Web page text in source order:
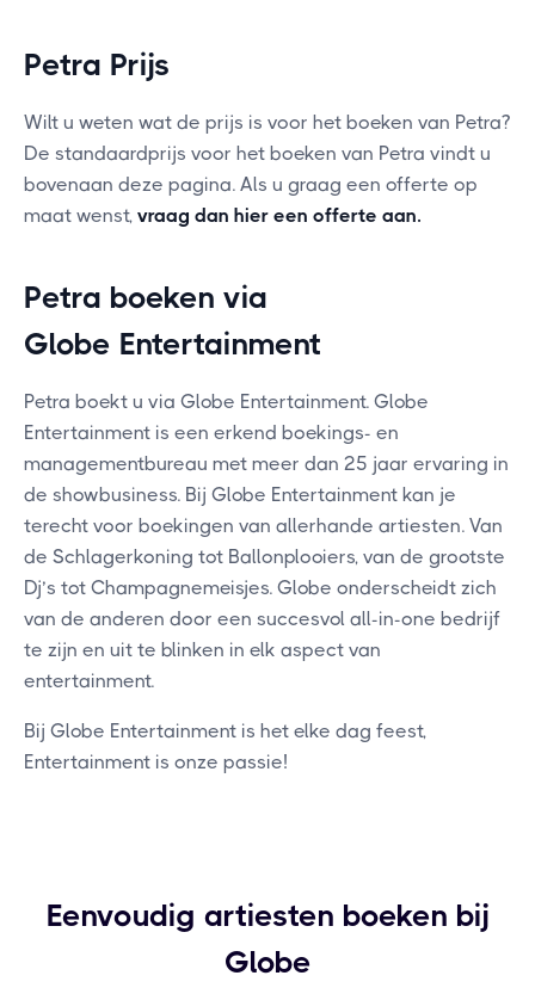
Petra Prijs
Wilt u weten wat de prijs is voor het boeken van Petra?
De standaardprijs voor het boeken van Petra vindt u
bovenaan deze pagina. Als u graag een offerte op
maat wenst, vraag dan hier een offerte aan.
Petra boeken via
Globe Entertainment
Petra boekt u via Globe Entertainment. Globe
Entertainment is een erkend boekings- en
managementbureau met meer dan 25 jaar ervaring in
de showbusiness. Bij Globe Entertainment kan je
terecht voor boekingen van allerhande artiesten. Van
de Schlagerkoning tot Ballonplooiers, van de grootste
Dj’s tot Champagnemeisjes. Globe onderscheidt zich
van de anderen door een succesvol all-in-one bedrijf
te zijn en uit te blinken in elk aspect van
entertainment.
Bij Globe Entertainment is het elke dag feest,
Entertainment is onze passie!
Eenvoudig artiesten boeken bij
Globe